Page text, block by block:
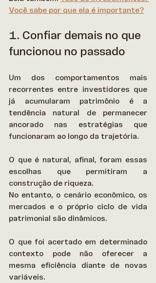
Você sabe por que ela é importante?
1. Confiar demais no que
funcionou no passado
Um dos comportamentos mais
recorrentes entre investidores que
já acumularam patrimônio é a
tendência natural de permanecer
ancorado nas estratégias que
funcionaram ao longo da trajetória.
O que é natural, afinal, foram essas
escolhas que permitiram a
construção de riqueza.
No entanto, o cenário econômico, os
mercados e o próprio ciclo de vida
patrimonial são dinâmicos.
O que foi acertado em determinado
contexto pode não oferecer a
mesma eficiência diante de novas
variáveis.